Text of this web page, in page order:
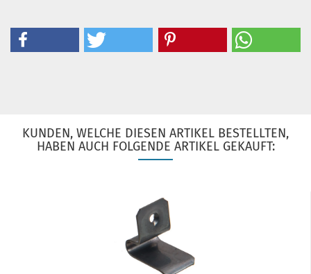
KUNDEN, WELCHE DIESEN ARTIKEL BESTELLTEN,
HABEN AUCH FOLGENDE ARTIKEL GEKAUFT: